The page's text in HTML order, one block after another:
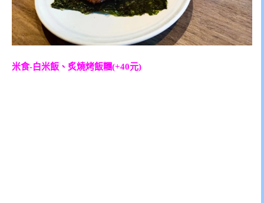
米食-白米飯、炙燒烤飯糰(+40元)